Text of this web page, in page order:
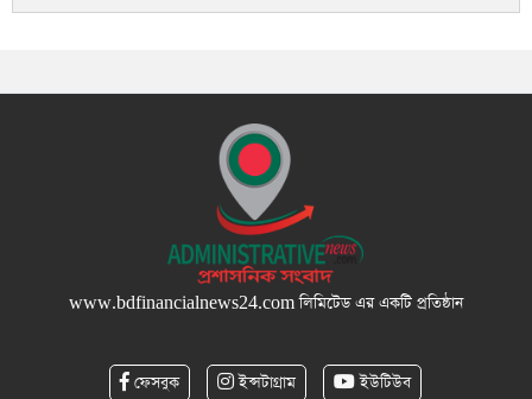
www.bdfinancialnews24.comলিমিটেড এর একটি প্রতিষ্ঠান
ফেসবুক ইন্সটাগ্রাম ইউটিউব